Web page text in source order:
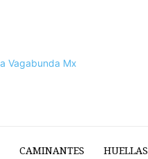
Vagabunda
CAMINANTES HUELLAS